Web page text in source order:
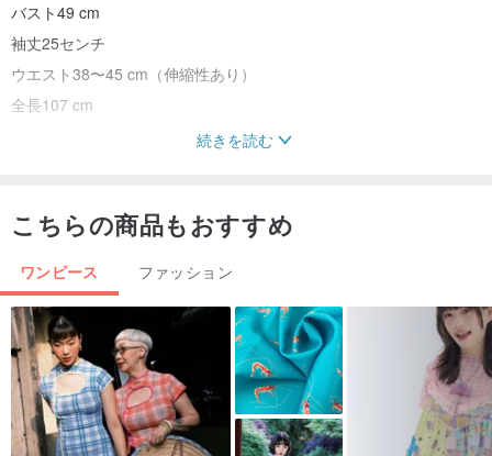
バスト49 cm
袖丈25センチ
ウエスト38〜45 cm（伸縮性あり）
全長107 cm
袖口のボタン
ウエストは伸縮性があり、ベルトはループします。
左右の肩を掻く
ベルトは非公開で売り物ではありません。
メモ/
続きを読む
こちらの商品もおすすめ
ワンピース ファッション